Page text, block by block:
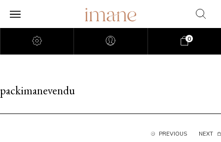
0
packimanevendu
PREVIOUS NEXT